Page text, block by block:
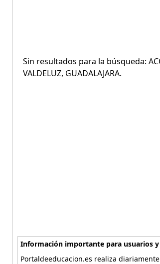
Sin resultados para la búsqueda:
VALDELUZ, GUADALAJARA.
Información importante para usuarios
Portaldeeducacion.es realiza